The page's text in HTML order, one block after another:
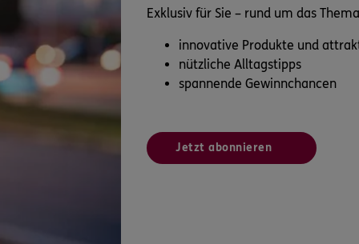
Exklusiv für Sie – rund um das
innovative Produkte und
nützliche Alltagstipps
spannende Gewinnchancen
Jetzt abonnieren